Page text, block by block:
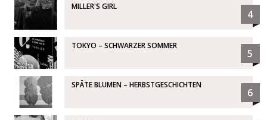
MILLER'S GIRL
4
TOKYO – SCHWARZER SOMMER
5
SPÄTE BLUMEN – HERBSTGESCHICHTEN
6